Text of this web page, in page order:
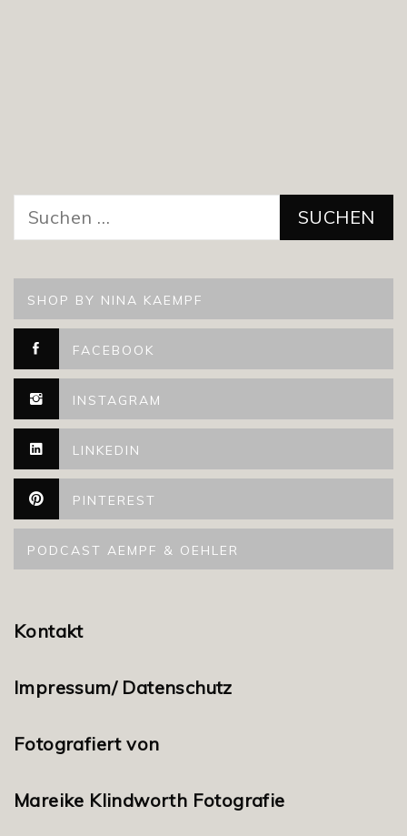
nach:
SHOP BY NINA KAEMPF
FACEBOOK
INSTAGRAM
LINKEDIN
PINTEREST
PODCAST AEMPF & OEHLER
Kontakt
Impressum/ Datenschutz
Fotografiert von
Mareike Klindworth Fotografie